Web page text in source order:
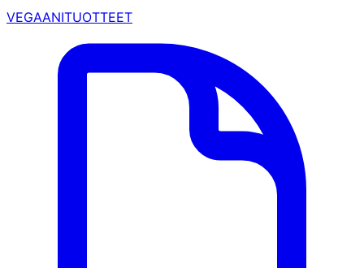
VEGAANITUOTTEET